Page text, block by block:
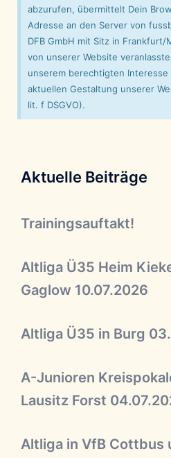
abzurufen, übermittelt Dein
Adresse an den Server von
DFB GmbH mit Sitz in
von unserer Website
unserem berechtigten
aktuellen Gestaltung unserer
lit. f DSGVO).
Aktuelle Beiträge
Trainingsauftakt!
Altliga Ü35 Heim
Gaglow 10.07.2026
Altliga Ü35 in Burg
A-Junioren
Lausitz Forst
Altliga in VfB Cottbus